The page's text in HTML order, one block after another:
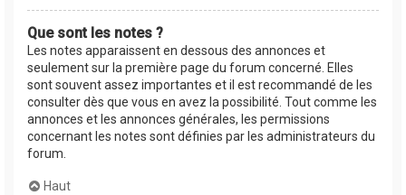
Que sont les notes ?
Les notes apparaissent en dessous des annonces et
seulement sur la première page du forum concerné. Elles
sont souvent assez importantes et il est recommandé de les
consulter dès que vous en avez la possibilité. Tout comme les
annonces et les annonces générales, les permissions
concernant les notes sont définies par les administrateurs du
forum.
Haut